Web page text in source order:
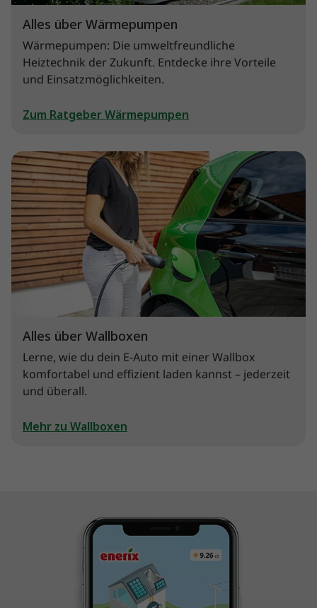
Alles über Wärmepumpen
Wärmepumpen: Die umweltfreundliche
Heiztechnik der Zukunft. Entdecke ihre Vorteile
und Einsatzmöglichkeiten.
Zum Ratgeber Wärmepumpen
Alles über Wallboxen
Lerne, wie du dein E-Auto mit einer Wallbox
komfortabel und effizient laden kannst – jederzeit
und überall.
Mehr zu Wallboxen